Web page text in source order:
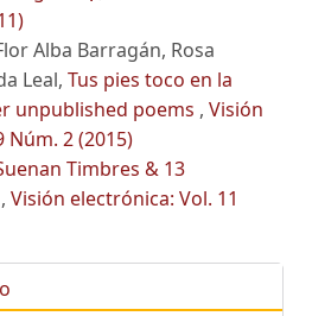
Alba Barragán, Rosa
Leal, Tus pies toco en la
unpublished poems , Visión
Núm. 2 (2015)
Timbres & 13
, Visión electrónica: Vol. 11